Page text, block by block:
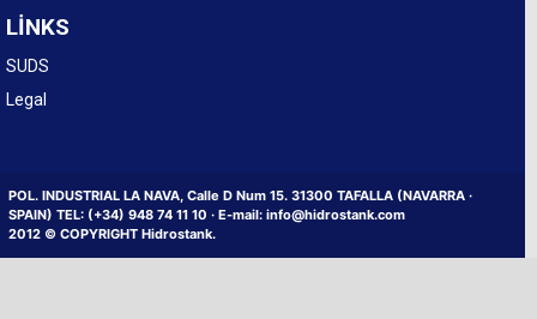
LINKS
SUDS
Legal
POL. INDUSTRIAL LA NAVA, Calle D Num 15. 31300 TAFALLA (NAVARRA ·
SPAIN) TEL: (+34) 948 74 11 10 · E-mail: info@hidrostank.com
2012 © COPYRIGHT Hidrostank.